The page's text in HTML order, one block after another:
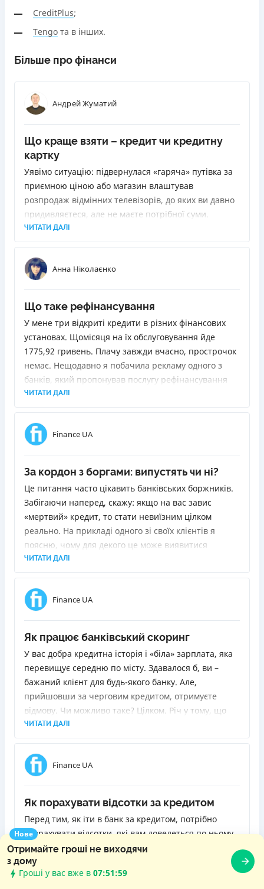
Нове
Отримайте гроші не виходячи
з дому
Гроші у вас вже в 07:52:00
CreditPlus;
Tengo та в інших.
Більше про фінанси
Андрей Жуматий
Що краще взяти – кредит чи кредитну
картку
Уявімо ситуацію: підвернулася «гаряча» путівка за
приємною ціною або магазин влаштував
розпродаж відмінних телевізорів, до яких ви давно
придивляєтеся, але не маєте потрібної суми.
Позичити у друзів або родичів не вдається. Як бути?
Звернутися до банку з проханням про кредит. Але
вони бувають різні. Ми розповімо, як вибрати
найліпший.
ЧИТАТИ ДАЛІ
Анна Ніколаєнко
Що таке рефінансування
У мене три відкриті кредити в різних фінансових
установах. Щомісяця на їх обслуговування йде
1775,92 гривень. Плачу завжди вчасно, прострочок
немає. Нещодавно я побачила рекламу одного з
банків, який пропонував послугу рефінансування
позик. Суть у тому, щоб видати новий кредит для
погашення старих. Я вирішила з'ясувати, що для
цього потрібно і чи буде це для мене вигідно.
ЧИТАТИ ДАЛІ
Finance UA
За кордон з боргами: випустять чи ні?
Це питання часто цікавить банківських боржників.
Забігаючи наперед, скажу: якщо на вас завис
«мертвий» кредит, то стати невиїзним цілком
реально. На прикладі одного зі своїх клієнтів я
поясню, чому для декого це може виявитися
«сюрпризом» і як прибрати себе зі стоп-аркуша
прикордонників.
ЧИТАТИ ДАЛІ
Finance UA
Як працює банківський скоринг
У вас добра кредитна історія і «біла» зарплата, яка
перевищує середню по місту. Здавалося б, ви –
бажаний клієнт для будь-якого банку. Але,
прийшовши за черговим кредитом, отримуєте
відмову. Чи можливо таке? Цілком. Річ у тому, що
благонадійність позичальника визначає так звана
скорингова система, у якої може бути інша думка
щодо вас. Вона є в кожному банку, і в кожного вона
своя. Я розповім, як вона працює і чому іноді
ЧИТАТИ ДАЛІ
Finance UA
Як порахувати відсотки за кредитом
Перед тим, як іти в банк за кредитом, потрібно
розрахувати відсотки, які вам доведеться по ньому
виплатити. Інакше кажучи, зрозуміти, у скільки він
вам обійдеться. Знаючи реальний обсяг переплати,
ви зможете правильно оцінити свої сили, а також